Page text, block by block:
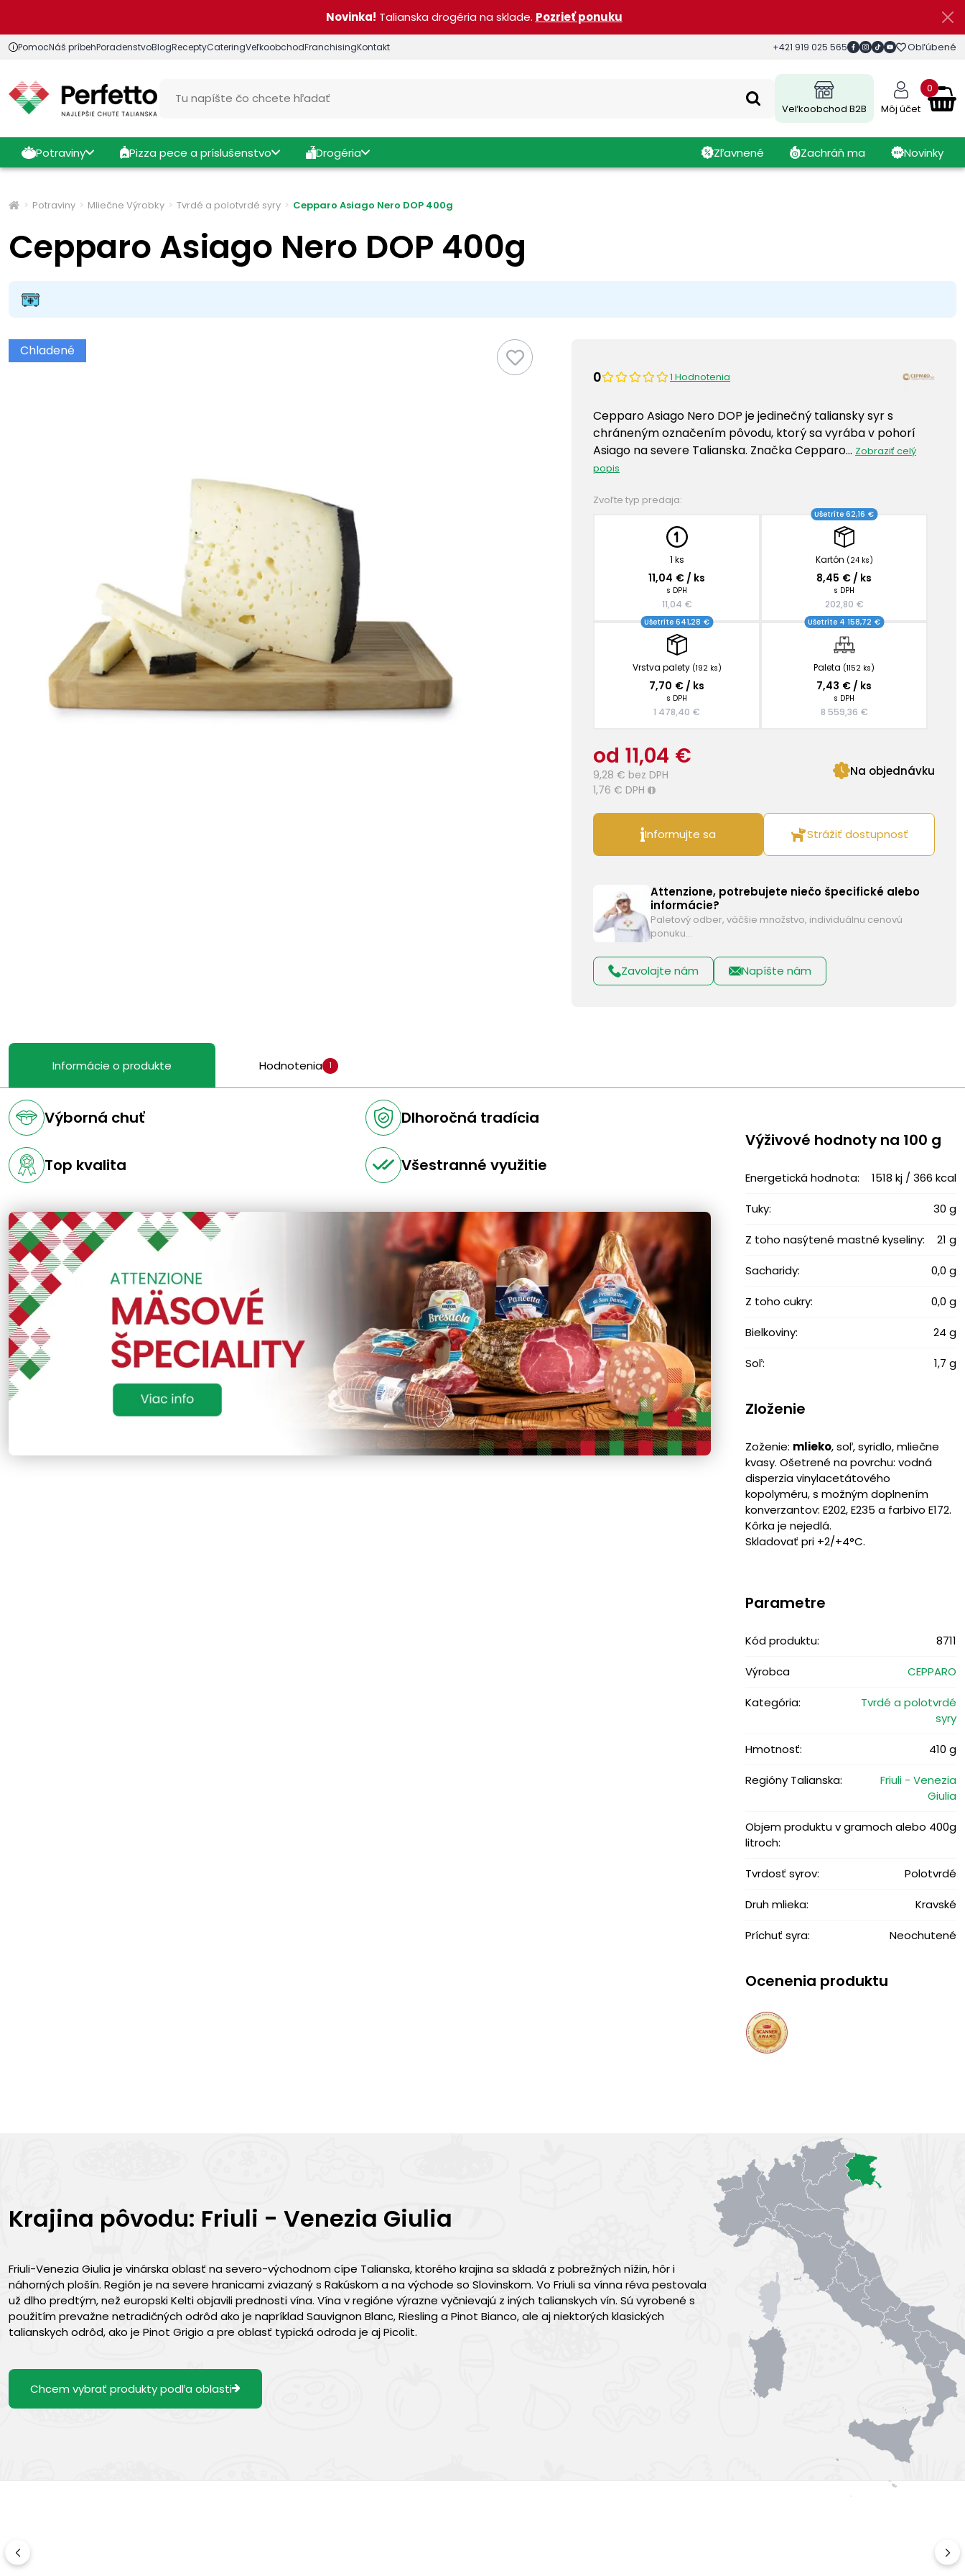
Novinka! Talianska drogéria na sklade. Pozrieť ponuku
PomocNáš príbehPoradenstvoBlogReceptyCateringVeľkoobchodFranchisingKontakt +421 919 025 565 Obľúbené
Veľkoobchod B2B Môj účet
0
Potraviny Pizza pece a príslušenstvo Drogéria Zľavnené Zachráň ma Novinky
Potraviny Mliečne Výrobky Tvrdé a polotvrdé syry Cepparo Asiago Nero DOP 400g
Cepparo Asiago Nero DOP 400g
Chladené
0 1 Hodnotenia
Cepparo Asiago Nero DOP je jedinečný taliansky syr s
chráneným označením pôvodu, ktorý sa vyrába v pohorí
Asiago na severe Talianska. Značka Cepparo… Zobraziť celý
popis
Zvoľte typ predaja:
1 ks
11,04 € / ks
s DPH
11,04 €
Kartón (24 ks)
Ušetríte 62,16 €
8,45 € / ks
s DPH
202,80 €
Vrstva palety (192 ks)
Ušetríte 641,28 €
7,70 € / ks
s DPH
1 478,40 €
Paleta (1152 ks)
Ušetríte 4 158,72 €
7,43 € / ks
s DPH
8 559,36 €
od 11,04 €
9,28 € bez DPH
1,76 € DPH i
Na objednávku
Informujte sa Strážiť dostupnosť
Attenzione, potrebujete niečo špecifické alebo
informácie?
Paletový odber, väčšie množstvo, individuálnu cenovú
ponuku…
Zavolajte nám Napíšte nám
Informácie o produkte Hodnotenia 1
Výborná chuť Dlhoročná tradícia
Top kvalita Všestranné využitie
Výživové ​​hodnoty na 100 g
Energetická hodnota: 1518 kj / 366 kcal
Tuky: 30 g
Z toho nasýtené mastné kyseliny: 21 g
Sacharidy: 0,0 g
Z toho cukry: 0,0 g
Bielkoviny: 24 g
Soľ: 1,7 g
Zloženie
Zoženie: mlieko, soľ, syridlo, mliečne
kvasy. Ošetrené na povrchu: vodná
disperzia vinylacetátového
kopolyméru, s možným doplnením
konverzantov: E202, E235 a farbivo E172.
Kôrka je nejedlá.
Skladovať pri +2/+4°C.
Parametre
Kód produktu: 8711
Výrobca CEPPARO
Kategória:
Tvrdé a polotvrdé
syry
Hmotnosť: 410 g
Regióny Talianska:
Friuli - Venezia
Giulia
Objem produktu v gramoch alebo
litroch:
400g
Tvrdosť syrov: Polotvrdé
Druh mlieka: Kravské
Príchuť syra: Neochutené
Ocenenia produktu
Krajina pôvodu: Friuli - Venezia Giulia
Friuli-Venezia Giulia je vinárska oblasť na severo-východnom cípe Talianska, ktorého krajina sa skladá z pobrežných nížin, hôr i
náhorných plošín. Región je na severe hranicami zviazaný s Rakúskom a na východe so Slovinskom. Vo Friuli sa vínna réva pestovala
už dlho predtým, než europski Kelti objavili prednosti vína. Vína v regióne výrazne vyčnievajú z iných talianskych vín. Sú vyrobené s
použitím prevažne netradičných odrôd ako je napríklad Sauvignon Blanc, Riesling a Pinot Bianco, ale aj niektorých klasických
talianskych odrôd, ako je Pinot Grigio a pre oblasť typická odroda je aj Picolit.
Chcem vybrať produkty podľa oblasti